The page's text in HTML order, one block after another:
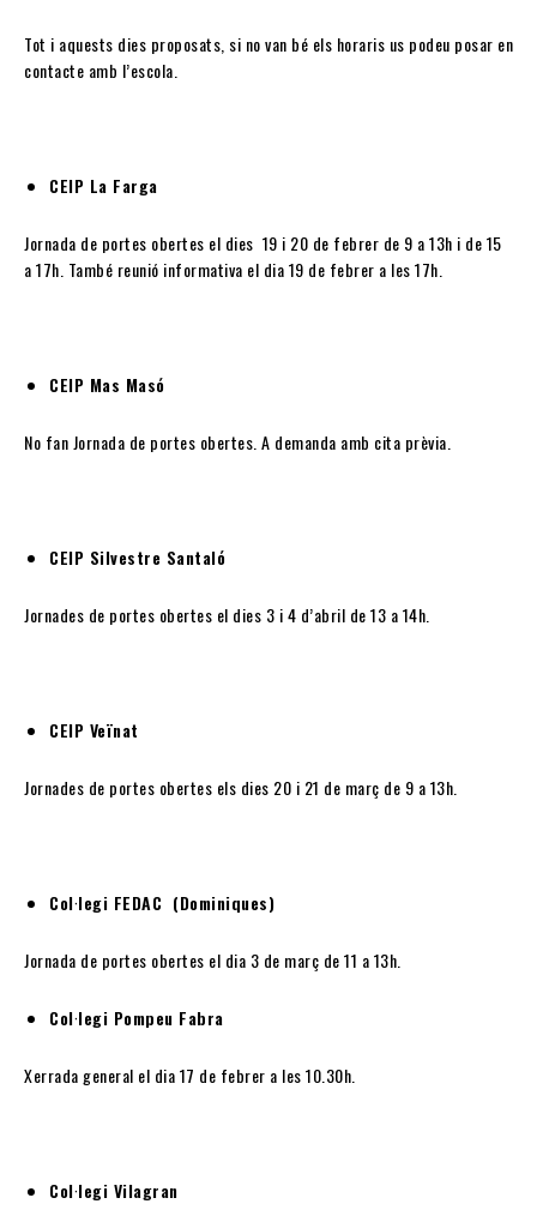
Tot i aquests dies proposats, si no van bé els horaris us podeu posar en
contacte amb l’escola.
CEIP La Farga
Jornada de portes obertes el dies 19 i 20 de febrer de 9 a 13h i de 15
a 17h. També reunió informativa el dia 19 de febrer a les 17h.
CEIP Mas Masó
No fan Jornada de portes obertes. A demanda amb cita prèvia.
CEIP Silvestre Santaló
Jornades de portes obertes el dies 3 i 4 d’abril de 13 a 14h.
CEIP Veïnat
Jornades de portes obertes els dies 20 i 21 de març de 9 a 13h.
Col·legi FEDAC (Dominiques)
Jornada de portes obertes el dia 3 de març de 11 a 13h.
Col·legi Pompeu Fabra
Xerrada general el dia 17 de febrer a les 10.30h.
Col·legi Vilagran